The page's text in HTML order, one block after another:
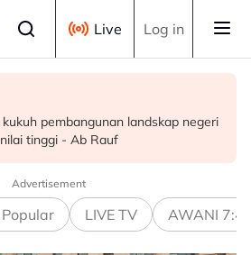
Live Log in
pembangunan landskap negeri
tinggi - Ab Rauf
sepanjang hari ini
ditahan bantu siasatan
sensitiviti agama
Advertisement
LIVE TV AWANI